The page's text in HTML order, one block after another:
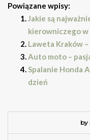
Powiązane wpisy:
Jakie są
kierowniczego w
Laweta Kraków
Auto moto –
Spalanie Honda
dzień
by